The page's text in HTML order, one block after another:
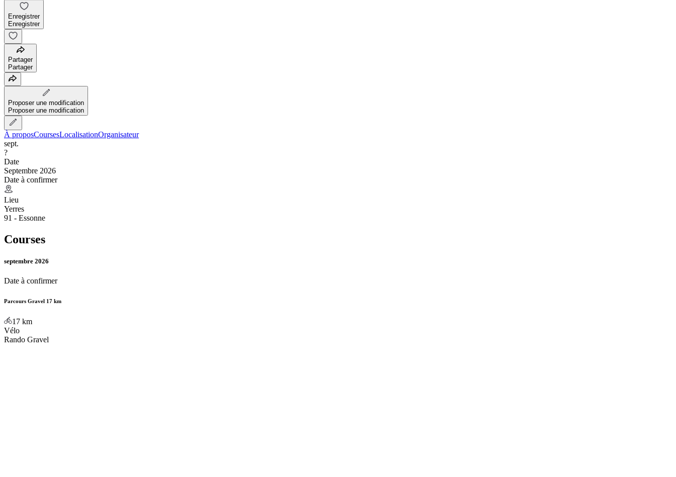
Enregistrer
Enregistrer
Partager
Partager
Proposer une modification
Proposer une modification
À proposCoursesLocalisationOrganisateur
sept.
?
Date
Septembre 2026
Date à confirmer
Lieu
Yerres
91 - Essonne
Courses
septembre 2026
Date à confirmer
Parcours Gravel 17 km
17 km
Vélo
Rando Gravel